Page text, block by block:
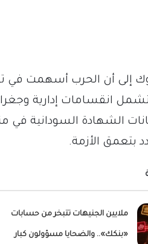
إلى أن الحرب أسهمت في
انقسامات إدارية
الشهادة السودانية
بتعمق الأزمة.
ملايين الجنيهات تتبخر من حسابات
«بنكك».. والضحايا مسؤولون كبار